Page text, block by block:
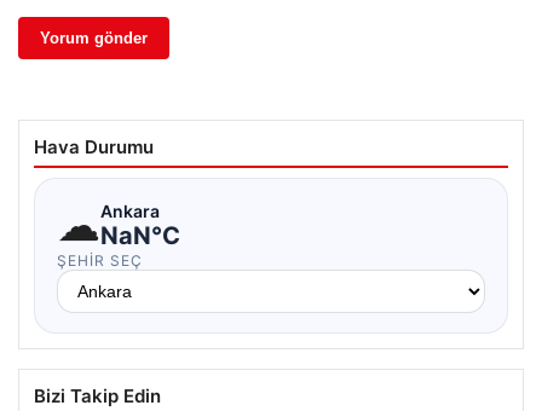
Hava Durumu
☁Ankara
NaN°C
ŞEHIR SEÇ
Bizi Takip Edin